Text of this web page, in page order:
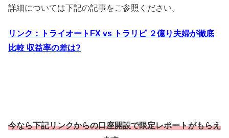
詳細については下記の記事をご参照ください。
リンク：トライオートFX vs トラリピ ２億り夫婦が徹底
比較 収益率の差は?
今なら下記リンクからの口座開設で限定レポートがもらえ